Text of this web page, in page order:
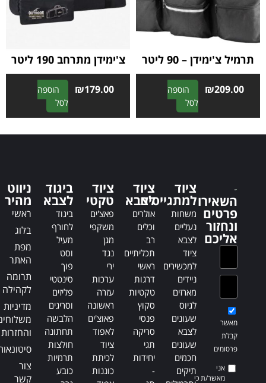
i
e
i
v
תרמיל צ'ימידן – 90 ליטר
₪209.00
הוספה
לסל
A
l
t
i
v
e
צ'ימידן מתרחב 190 ליטר
₪179.00
הוספה
לסל
A
l
t
i
השאירו
פרטים
ונחזור
אליכם
מאשר
קבלת
פרסומים
אני
מאשר/ת כי
ציוד
למתגייסים
משחות
נעליים
לצבא
ציוד
למכשירים
ניידים
מארזים
לגיוס
שעונים
לצבא
שעונים
חכמים
תיקים
ציוד
לצבא
אולרים
וכלים
רב
תכליתיים
ראשי
דרגות
טקטיות
סקוץ
פנסי
סריקה
תגי
יחידות
-
ציוד
טקטי
פאצ'ים
משקפי
מגן
נגד
ירי
ערכות
עזרה
ראשונה
פאוצ'ים
לאפוד
ציוד
לכיתת
כוננות
ביגוד
לצבא
ביגוד
לחורף
מעיל
וסט
פוך
סינטטי
פליזים
וסריגים
הלבשה
תחתונה
חולצות
תרמיות
כובע
ניווט
מהיר
ראשי
בלוג
מפת
האתר
תרומה
לקהילה
מדיניות
והחזרות
צור
קשר